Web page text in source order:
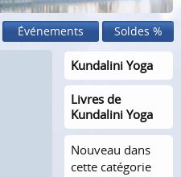
Événements Soldes %
Kundalini Yoga
Livres de
Kundalini Yoga
Nouveau dans
cette catégorie